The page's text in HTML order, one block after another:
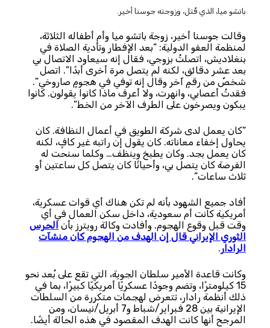
باتشو ميا، الذي قُتل، وزوجته جوسنا أخير.
وقالت جوسنا أخير، زوجة باتشو ميا وأم أطفاله الثلاثة،
لمنظمة العفو الدولية: “بعد الإفطار وتأدية الصلاة في
بنغلاديش، اتصلتُ بزوجي، فقال إنه سيعاود الاتصال بي
بعد عشر دقائق، لكنه لم يتصل مرة أخرى أبدًا”. اتصل
شخصٌ من رقمٍ آخر وقال إنه توفي في هجومٍ صاروخي”.
فقدتُ أعصابي، وانهرت، ولا أعرف ماذا كانوا يقولون. كانوا
يبكون ويصرخون على الطرف الآخر من الخط”.
“كان يعمل لدى شركة الطويق في أعمال النظافة. كان
يحاول إخفاء معاناته. كان يقول إن راتبه غير كافٍ، لكنه
كان يعمل بجد. وكان يطبخ وينظف… وكلما سنحت له
الفرصة كان يتصل بي، وأحيانًا كان يتصل كل ساعتين أو
ثلاث ساعات”.
أفاد جميع الشهود بأنه لم تكن هناك أي قوات عسكرية،
أمريكية كانت أم سعودية، داخل سكن العمال في أي
وقت قبل وقوع الهجوم. وأفادت وكالة رويترز بأنالحرس
الثوري الإيراني قال إن الهدف من الهجوم كان منشآت
الرادار .
وكانت قاعدة الأمير سلطان الجوية، التي تقع على بُعد نحو
15 كيلومترًا، وتضم وجودًا عسكريًا أمريكيًا كبيرًا، بما في
ذلك أنظمة رادار، تتعرض لهجمات متكررة من السلطات
الإيرانية بين 28 فبراير/شباط و7 أبريل/نيسان، ومن
المرجح أنها كانت الهدف المقصود في هذه الحالة أيضًا.